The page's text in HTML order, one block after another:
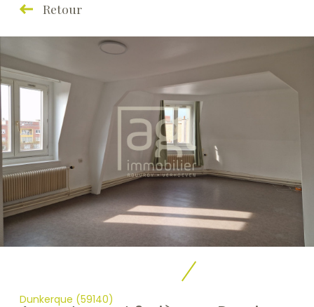
Retour
Dunkerque (59140)